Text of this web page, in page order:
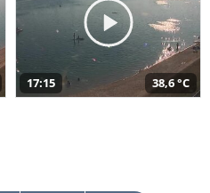
17:15 38,6 °C